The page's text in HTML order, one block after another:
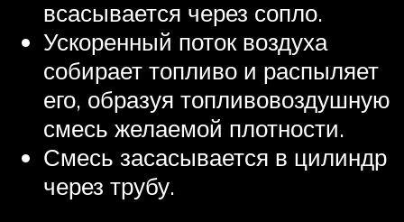
всасывается через сопло.
Ускоренный поток воздуха
собирает топливо и распыляет
его, образуя топливовоздушную
смесь желаемой плотности.
Смесь засасывается в цилиндр
через трубу.